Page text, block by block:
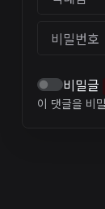
비밀번호
비밀글
이 댓글을 비